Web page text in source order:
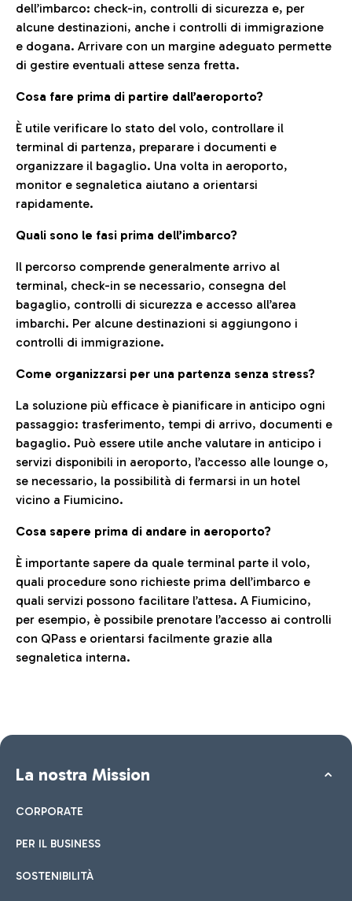
dell’imbarco: check-in, controlli di sicurezza e, per
alcune destinazioni, anche i controlli di immigrazione
e dogana. Arrivare con un margine adeguato permette
di gestire eventuali attese senza fretta.
Cosa fare prima di partire dall’aeroporto?
È utile verificare lo stato del volo, controllare il
terminal di partenza, preparare i documenti e
organizzare il bagaglio. Una volta in aeroporto,
monitor e segnaletica aiutano a orientarsi
rapidamente.
Quali sono le fasi prima dell’imbarco?
Il percorso comprende generalmente arrivo al
terminal, check-in se necessario, consegna del
bagaglio, controlli di sicurezza e accesso all’area
imbarchi. Per alcune destinazioni si aggiungono i
controlli di immigrazione.
Come organizzarsi per una partenza senza stress?
La soluzione più efficace è pianificare in anticipo ogni
passaggio: trasferimento, tempi di arrivo, documenti e
bagaglio. Può essere utile anche valutare in anticipo i
servizi disponibili in aeroporto, l’accesso alle lounge o,
se necessario, la possibilità di fermarsi in un hotel
vicino a Fiumicino.
Cosa sapere prima di andare in aeroporto?
È importante sapere da quale terminal parte il volo,
quali procedure sono richieste prima dell’imbarco e
quali servizi possono facilitare l’attesa. A Fiumicino,
per esempio, è possibile prenotare l’accesso ai controlli
con QPass e orientarsi facilmente grazie alla
segnaletica interna.
La nostra Mission
CORPORATE
PER IL BUSINESS
SOSTENIBILITÀ